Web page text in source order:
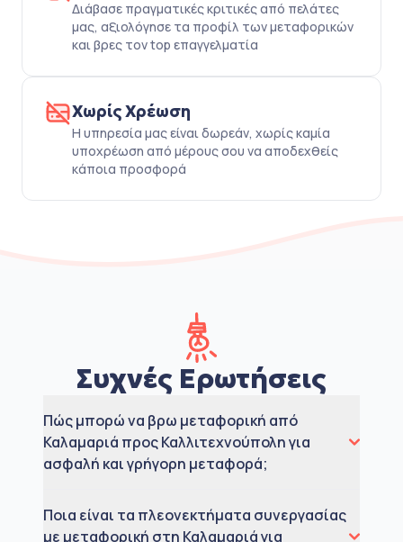
Διάβασε πραγματικές κριτικές από πελάτες
μας, αξιολόγησε τα προφίλ των μεταφορικών
και βρες τον top επαγγελματία
Χωρίς Χρέωση
Η υπηρεσία μας είναι δωρεάν, χωρίς καμία
υποχρέωση από μέρους σου να αποδεχθείς
κάποια προσφορά
Συχνές Ερωτήσεις
Πώς μπορώ να βρω μεταφορική από
Καλαμαριά προς Καλλιτεχνούπολη για
ασφαλή και γρήγορη μεταφορά;
Ποια είναι τα πλεονεκτήματα συνεργασίας
με μεταφορική στη Καλαμαριά για